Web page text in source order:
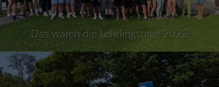
Das waren die Lehrlingstage 2023